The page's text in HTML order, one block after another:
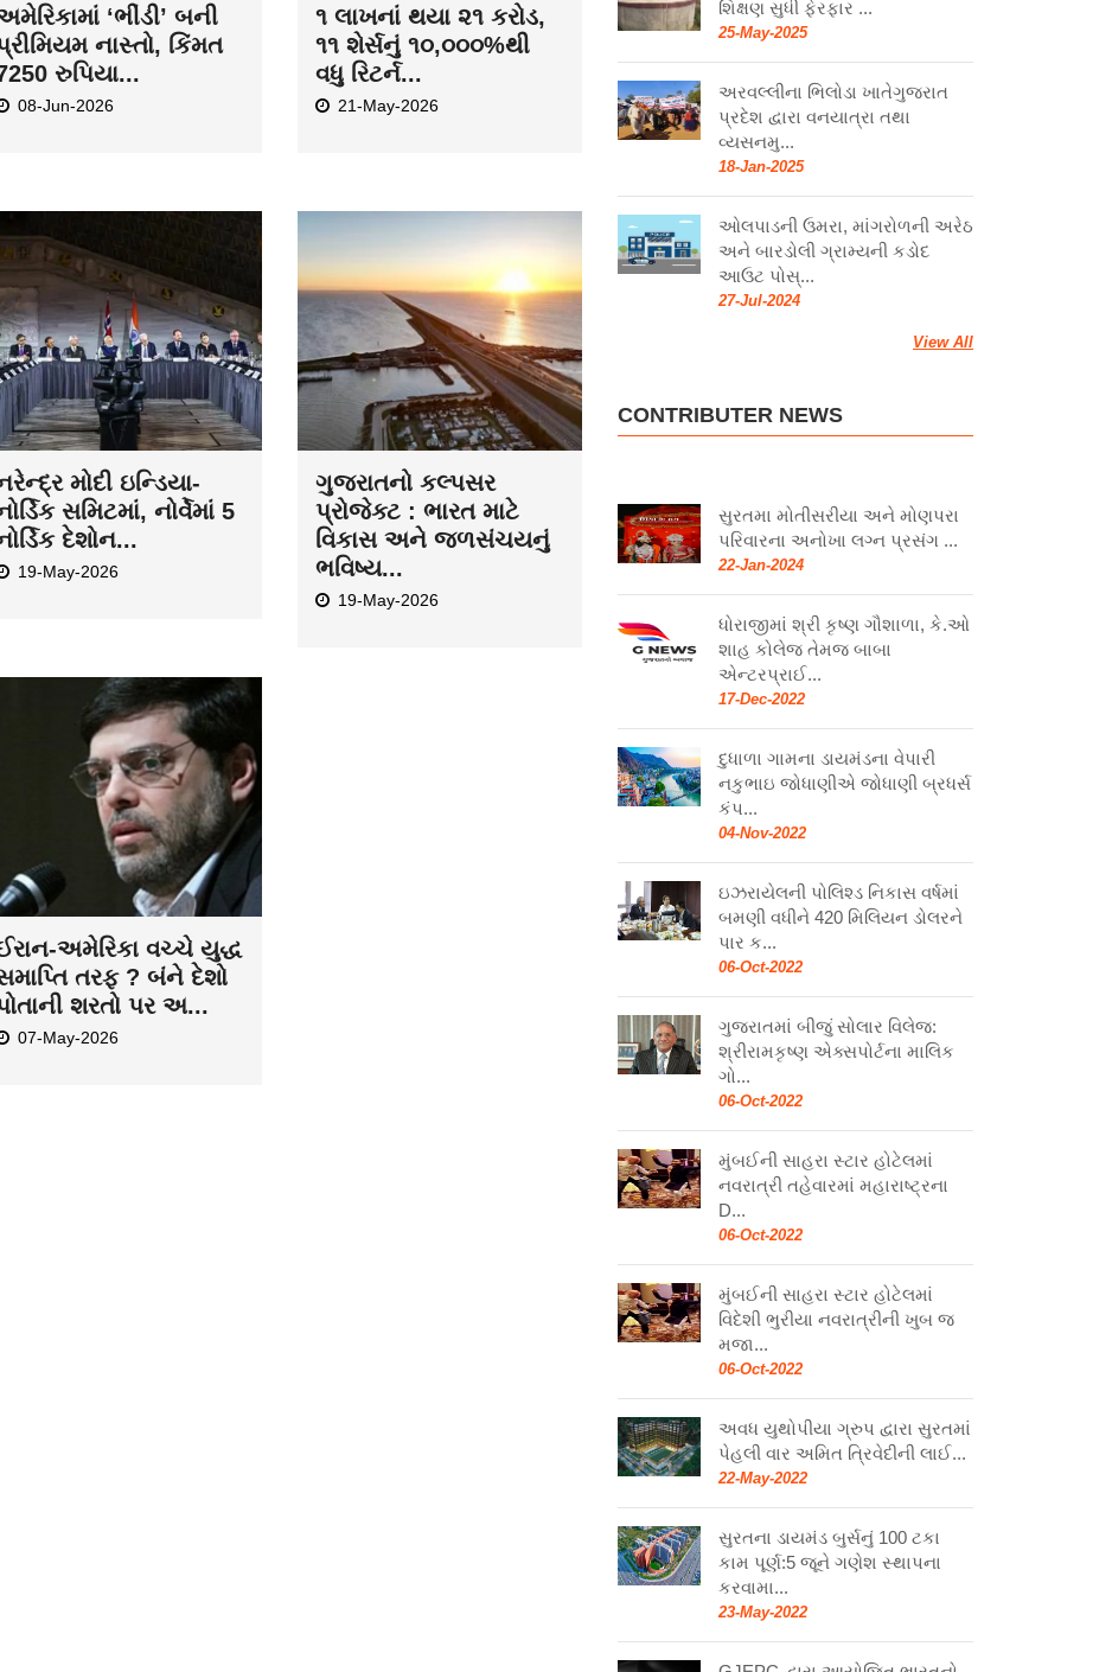
‘ભીંડી’ બની
નાસ્તો, કિંમત
રુપિયા...
08-Jun-2026
૧ લાખનાં થયા ૨૧ કરોડ,
૧૧ શેર્સનું ૧૦,૦૦૦%થી
વધુ રિટર્ન...
21-May-2026
મોદી ઇન્ડિયા-
સમિટમાં, નોર્વેમાં 5
દેશોન...
19-May-2026
ગુજરાતનો કલ્પસર
પ્રોજેક્ટ : ભારત માટે
વિકાસ અને જળસંચયનું
ભવિષ્ય...
19-May-2026
અમેરિકા વચ્ચે યુદ્ધ
તરફ ? બંને દેશો
શરતો પર અ...
07-May-2026
શિક્ષણ સુધી ફેરફાર ...
25-May-2025
અરવલ્લીના ભિલોડા ખાતેગુજરાત
પ્રદેશ દ્વારા વનયાત્રા તથા
વ્યસનમુ...
18-Jan-2025
ઓલપાડની ઉમરા, માંગરોળની અરેઠ
અને બારડોલી ગ્રામ્યની કડોદ
આઉટ પોસ્...
27-Jul-2024
View All
CONTRIBUTER NEWS
સુરતમા મોતીસરીયા અને મોણપરા
પરિવારના અનોખા લગ્ન પ્રસંગ ...
22-Jan-2024
ધોરાજીમાં શ્રી કૃષ્ણ ગૌશાળા, કે.ઓ
શાહ કોલેજ તેમજ બાબા
એન્ટરપ્રાઈ...
17-Dec-2022
દુધાળા ગામના ડાયમંડના વેપારી
નકુભાઇ જોધાણીએ જોધાણી બ્રધર્સ
કંપ...
04-Nov-2022
ઇઝરાયેલની પોલિશ્ડ નિકાસ વર્ષમાં
બમણી વધીને 420 મિલિયન ડોલરને
પાર ક...
06-Oct-2022
ગુજરાતમાં બીજું સોલાર વિલેજ:
શ્રીરામકૃષ્ણ એક્સપોર્ટના માલિક
ગો...
06-Oct-2022
મુંબઈની સાહરા સ્ટાર હોટેલમાં
નવરાત્રી તહેવારમાં મહારાષ્ટ્રના
D...
06-Oct-2022
મુંબઈની સાહરા સ્ટાર હોટેલમાં
વિદેશી ભુરીયા નવરાત્રીની ખુબ જ
મજા...
06-Oct-2022
અવધ યુથોપીયા ગ્રુપ દ્વારા સુરતમાં
પેહલી વાર અમિત ત્રિવેદીની લાઈ...
22-May-2022
સુરતના ડાયમંડ બુર્સનું 100 ટકા
કામ પૂર્ણ:5 જૂને ગણેશ સ્થાપના
કરવામા...
23-May-2022